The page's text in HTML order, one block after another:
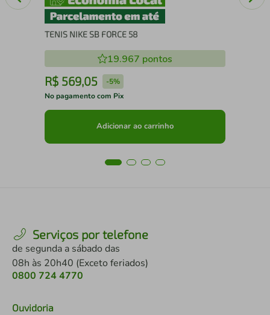
TENIS NIKE SB FORCE 58
19.967 pontos
R$ 569,05 -5%
No pagamento com Pix
Adicionar ao carrinho
Serviços por telefone
de segunda a sábado das
08h às 20h40 (Exceto feriados)
0800 724 4770
Ouvidoria